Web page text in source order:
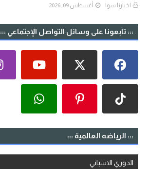
اخبارنا سوا أغسطس 09, 2026
::: تابعونا على وسائل التواصل الإجتماعي :::
::: الرياضه العالمية :::
الدوري الاسباني